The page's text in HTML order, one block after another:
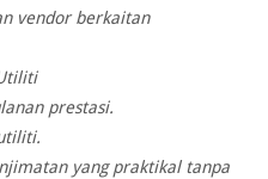
vendor berkaitan
prestasi.
yang praktikal tanpa